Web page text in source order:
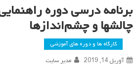
برنامه درسی دوره
چالشها و چشم‌اندازها
کارگاه ها و دوره های آموزشی
آوریل 14, 2019 مدیر سایت